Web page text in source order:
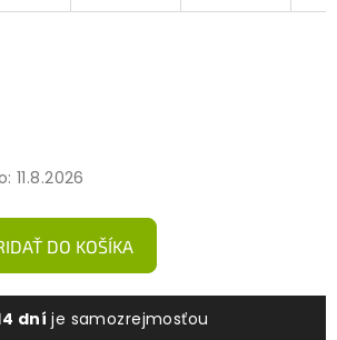
11.8.2026
DO KOŠÍKA
dní je samozrejmosťou